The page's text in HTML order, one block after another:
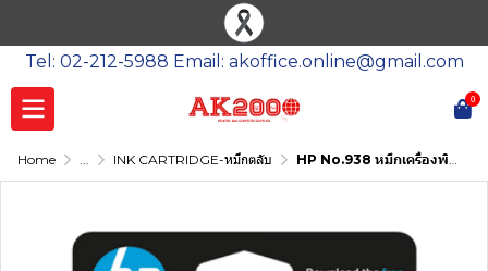
Tel: 02-212-5988 Email: akoffice.online@gmail.com
0
Home ... INK CARTRIDGE-หมึกตลับ HP No.938 หมึกเครื่องพิมพ์อิงค์เจ็ท